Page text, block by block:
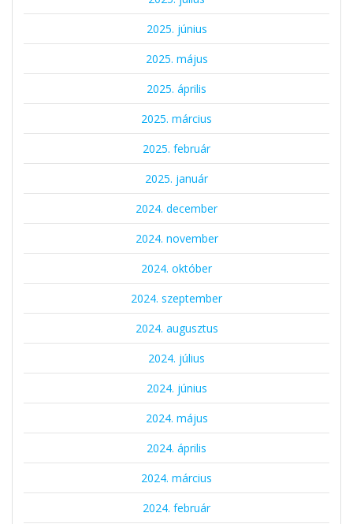
2025. június
2025. május
2025. április
2025. március
2025. február
2025. január
2024. december
2024. november
2024. október
2024. szeptember
2024. augusztus
2024. július
2024. június
2024. május
2024. április
2024. március
2024. február